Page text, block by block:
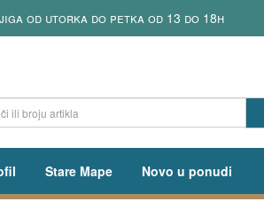
od utorka do petka od 13 do 18h
Stare Mape Novo u ponudi